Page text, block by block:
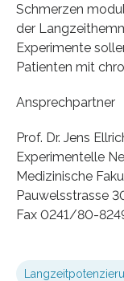
Schmerzen
der
Experimente
Patienten mit
Ansprechpartner
Prof. Dr. Jens
Experimentelle
Medizinische
Pauwelsstrasse
Fax 0241/80-